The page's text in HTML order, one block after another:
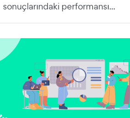
sonuçlarındaki performansı...